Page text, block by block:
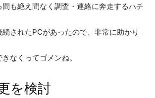
も絶え間なく調査・連絡に奔走するハチ
されたPCがあったので、非常に助かり
なくってゴメンね。
を検討